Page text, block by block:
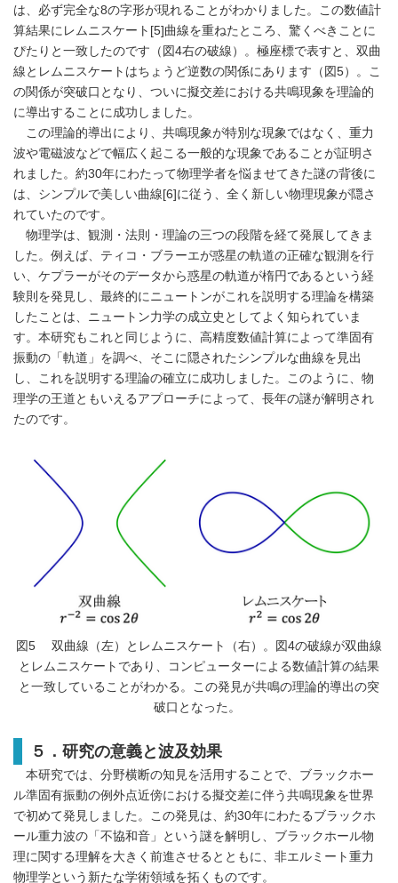
は、必ず完全な8の字形が現れることがわかりました。この数値計
算結果にレムニスケート[5]曲線を重ねたところ、驚くべきことに
ぴたりと一致したのです（図4右の破線）。極座標で表すと、双曲
線とレムニスケートはちょうど逆数の関係にあります（図5）。こ
の関係が突破口となり、ついに擬交差における共鳴現象を理論的
に導出することに成功しました。
この理論的導出により、共鳴現象が特別な現象ではなく、重力
波や電磁波などで幅広く起こる一般的な現象であることが証明さ
れました。約30年にわたって物理学者を悩ませてきた謎の背後に
は、シンプルで美しい曲線[6]に従う、全く新しい物理現象が隠さ
れていたのです。
物理学は、観測・法則・理論の三つの段階を経て発展してきま
した。例えば、ティコ・ブラーエが惑星の軌道の正確な観測を行
い、ケプラーがそのデータから惑星の軌道が楕円であるという経
験則を発見し、最終的にニュートンがこれを説明する理論を構築
したことは、ニュートン力学の成立史としてよく知られていま
す。本研究もこれと同じように、高精度数値計算によって準固有
振動の「軌道」を調べ、そこに隠されたシンプルな曲線を見出
し、これを説明する理論の確立に成功しました。このように、物
理学の王道ともいえるアプローチによって、長年の謎が解明され
たのです。
図5 双曲線（左）とレムニスケート（右）。図4の破線が双曲線
とレムニスケートであり、コンピューターによる数値計算の結果
と一致していることがわかる。この発見が共鳴の理論的導出の突
破口となった。
５．研究の意義と波及効果
本研究では、分野横断の知見を活用することで、ブラックホー
ル準固有振動の例外点近傍における擬交差に伴う共鳴現象を世界
で初めて発見しました。この発見は、約30年にわたるブラックホ
ール重力波の「不協和音」という謎を解明し、ブラックホール物
理に関する理解を大きく前進させるとともに、非エルミート重力
物理学という新たな学術領域を拓くものです。